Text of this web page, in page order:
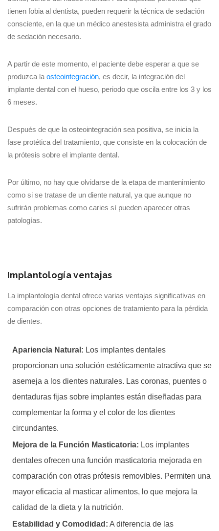
tienen fobia al dentista, pueden requerir la técnica de sedación
consciente, en la que un médico anestesista administra el grado
de sedación necesario.
A partir de este momento, el paciente debe esperar a que se
produzca la osteointegración, es decir, la integración del
implante dental con el hueso, periodo que oscila entre los 3 y los
6 meses.
Después de que la osteointegración sea positiva, se inicia la
fase protética del tratamiento, que consiste en la colocación de
la prótesis sobre el implante dental.
Por último, no hay que olvidarse de la etapa de mantenimiento
como si se tratase de un diente natural, ya que aunque no
sufrirán problemas como caries sí pueden aparecer otras
patologías.
Implantología ventajas
La implantología dental ofrece varias ventajas significativas en
comparación con otras opciones de tratamiento para la pérdida
de dientes.
Apariencia Natural: Los implantes dentales
proporcionan una solución estéticamente atractiva que se
asemeja a los dientes naturales. Las coronas, puentes o
dentaduras fijas sobre implantes están diseñadas para
complementar la forma y el color de los dientes
circundantes.
Mejora de la Función Masticatoria: Los implantes
dentales ofrecen una función masticatoria mejorada en
comparación con otras prótesis removibles. Permiten una
mayor eficacia al masticar alimentos, lo que mejora la
calidad de la dieta y la nutrición.
Estabilidad y Comodidad: A diferencia de las